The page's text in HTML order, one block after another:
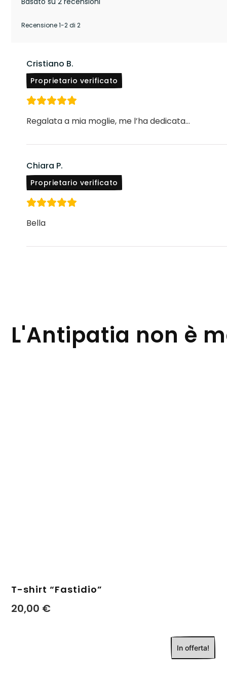
Recensione 1-2 di 2
Cristiano B.
Proprietario verificato
Regalata a mia moglie, me l’ha dedicata…
Chiara P.
Proprietario verificato
Bella
L'Antipatia non è
T-shirt “Fastidio”
20,00 €
In offerta!